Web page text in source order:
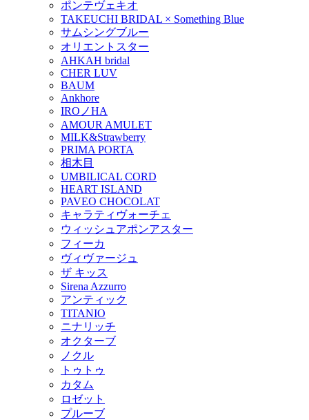
ポンテヴェキオ
TAKEUCHI BRIDAL × Something Blue
サムシングブルー
オリエントスター
AHKAH bridal
CHER LUV
BAUM
Ankhore
IROノHA
AMOUR AMULET
MILK&Strawberry
PRIMA PORTA
相木目
UMBILICAL CORD
HEART ISLAND
PAVEO CHOCOLAT
キャラティヴォーチェ
ウィッシュアポンアスター
フィーカ
ヴィヴァージュ
ザ キッス
Sirena Azzurro
アンティック
TITANIO
ニナリッチ
オクターブ
ノクル
トゥトゥ
カタム
ロゼット
プルーブ